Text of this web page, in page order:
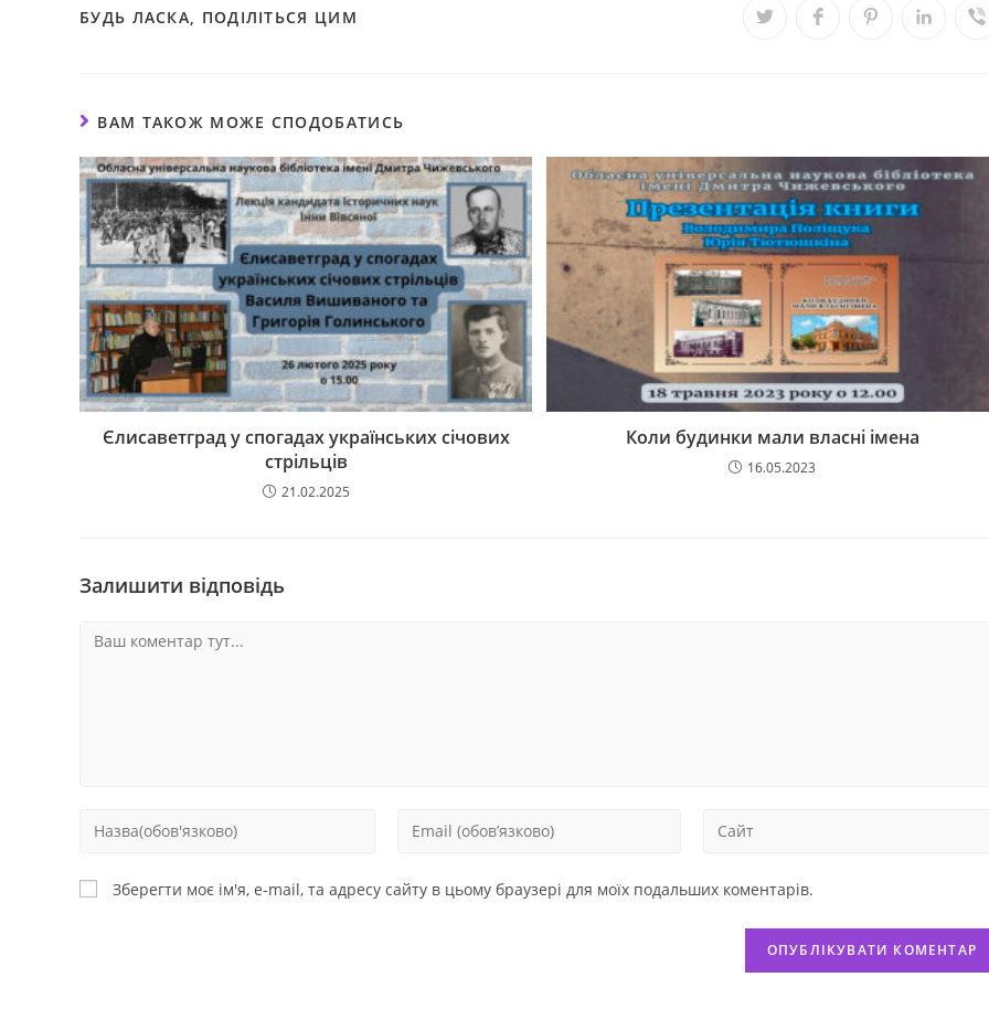
БУДЬ ЛАСКА, ПОДІЛІТЬСЯ ЦИМ
ВАМ ТАКОЖ МОЖЕ СПОДОБАТИСЬ
Єлисаветград у спогадах українських січових
стрільців
21.02.2025
Коли будинки мали власні імена
16.05.2023
Залишити відповідь
Зберегти моє ім'я, e-mail, та адресу сайту в цьому браузері для моїх подальших коментарів.